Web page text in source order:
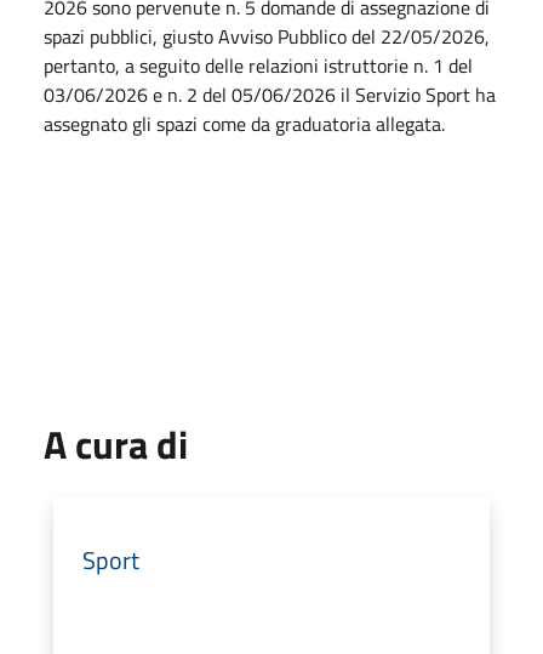
2026 sono pervenute n. 5 domande di assegnazione di
spazi pubblici, giusto Avviso Pubblico del 22/05/2026,
pertanto, a seguito delle relazioni istruttorie n. 1 del
03/06/2026 e n. 2 del 05/06/2026 il Servizio Sport ha
assegnato gli spazi come da graduatoria allegata.
A cura di
Sport